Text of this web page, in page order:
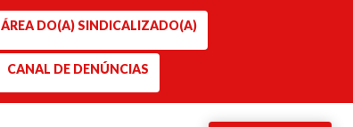
ÁREA DO(A) SINDICALIZADO(A)
CANAL DE DENÚNCIAS